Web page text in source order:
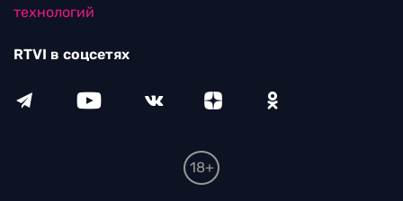
технологий
RTVI в соцсетях
18+